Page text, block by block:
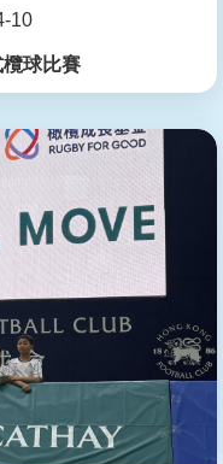
10
球比賽